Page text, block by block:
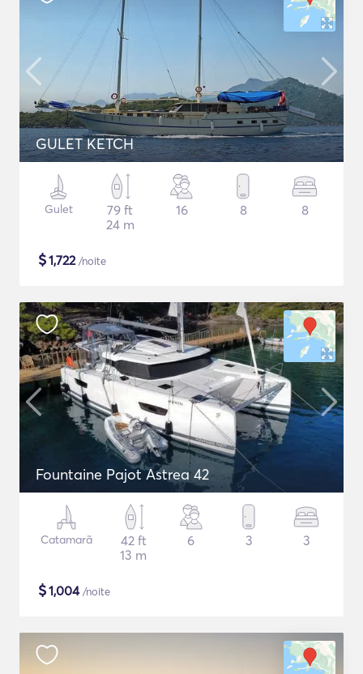
GULET KETCH
Gulet
79 ft
24 m
16 8 8
$1,722/noite
Fountaine Pajot Astrea 42
Catamarã
42 ft
13 m
6 3 3
$1,004/noite